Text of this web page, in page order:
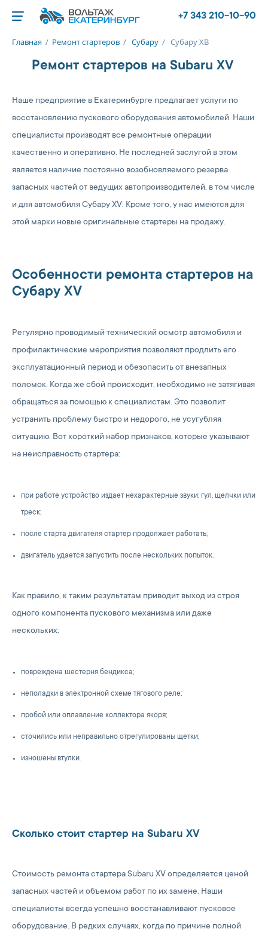
+7 343 210-10-90
Главная / Ремонт стартеров / Субару / Субару ХВ
Ремонт стартеров на Subaru XV
Наше предприятие в Екатеринбурге предлагает услуги по
восстановлению пускового оборудования автомобилей. Наши
специалисты производят все ремонтные операции
качественно и оперативно. Не последней заслугой в этом
является наличие постоянно возобновляемого резерва
запасных частей от ведущих автопроизводителей, в том числе
и для автомобиля Субару XV. Кроме того, у нас имеются для
этой марки новые оригинальные стартеры на продажу.
Особенности ремонта стартеров на
Субару XV
Регулярно проводимый технический осмотр автомобиля и
профилактические мероприятия позволяют продлить его
эксплуатационный период и обезопасить от внезапных
поломок. Когда же сбой происходит, необходимо не затягивая
обращаться за помощью к специалистам. Это позволит
устранить проблему быстро и недорого, не усугубляя
ситуацию. Вот короткий набор признаков, которые указывают
на неисправность стартера:
при работе устройство издает нехарактерные звуки: гул, щелчки или
треск;
после старта двигателя стартер продолжает работать;
двигатель удается запустить после нескольких попыток.
Как правило, к таким результатам приводит выход из строя
одного компонента пускового механизма или даже
нескольких:
повреждена шестерня бендикса;
неполадки в электронной схеме тягового реле;
пробой или оплавление коллектора якоря;
сточились или неправильно отрегулированы щетки;
изношены втулки.
Сколько стоит стартер на Subaru XV
Стоимость ремонта стартера Subaru XV определяется ценой
запасных частей и объемом работ по их замене. Наши
специалисты всегда успешно восстанавливают пусковое
оборудование. В редких случаях, когда по причине полной